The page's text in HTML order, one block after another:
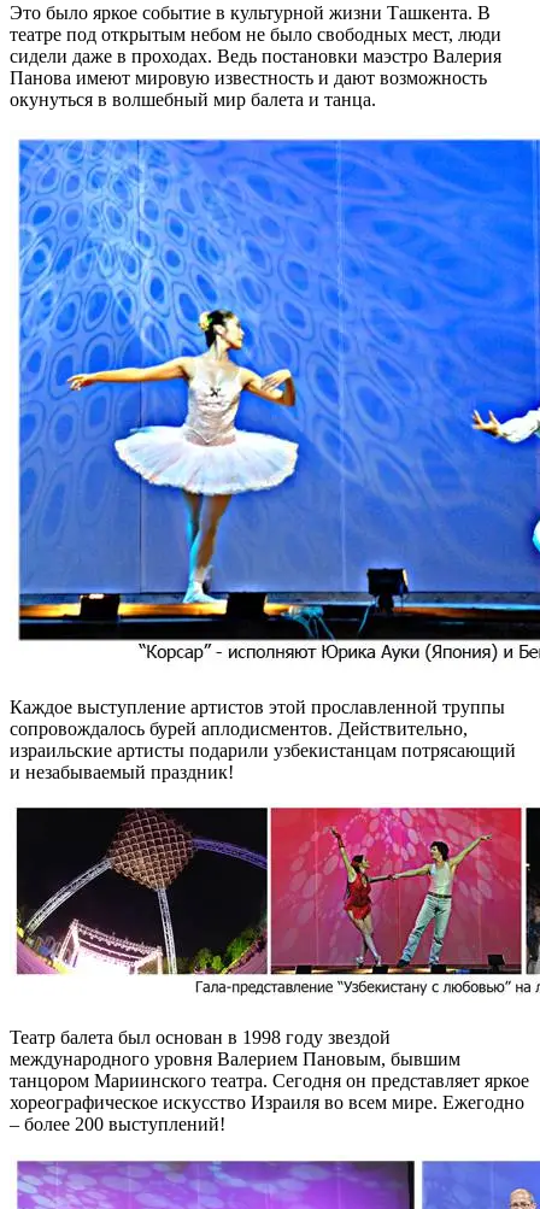
Это было яркое событие в культурной жизни Ташкента. В
театре под открытым небом не было свободных мест, люди
сидели даже в проходах. Ведь постановки маэстро Валерия
Панова имеют мировую известность и дают возможность
окунуться в волшебный мир балета и танца.
Каждое выступление артистов этой прославленной труппы
сопровождалось бурей аплодисментов. Действительно,
израильские артисты подарили узбекистанцам потрясающий
и незабываемый праздник!
Театр балета был основан в 1998 году звездой
международного уровня Валерием Пановым, бывшим
танцором Мариинского театра. Сегодня он представляет яркое
хореографическое искусство Израиля во всем мире. Ежегодно
– более 200 выступлений!